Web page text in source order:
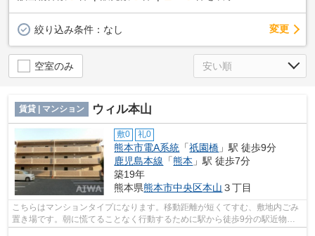
絞り込み条件： なし 変更
空室のみ
賃貸 | マンション ウィル本山
敷0 礼0
熊本市電A系統 「祇園橋 」駅 徒歩9分
鹿児島本線 「熊本 」駅 徒歩7分
築19年
熊本県熊本市中央区本山 ３丁目
こちらはマンションタイプになります。移動距離が短くてすむ、敷地内ごみ
置き場です。朝に慌てることなく行動するために駅から徒歩9分の駅近物件